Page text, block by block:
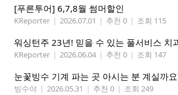
[푸른투어] 6,7,8월 썸머할인
KReporter | 2026.07.01 | 추천 0 | 조회 115
워싱턴주 23년! 믿을 수 있는 풀서비스 치
KReporter | 2026.06.04 | 추천 0 | 조회 147
눈꽃빙수 기계 파는 곳 아시는 분 계실까요
빙수야 | 2026.05.31 | 추천 0 | 조회 249